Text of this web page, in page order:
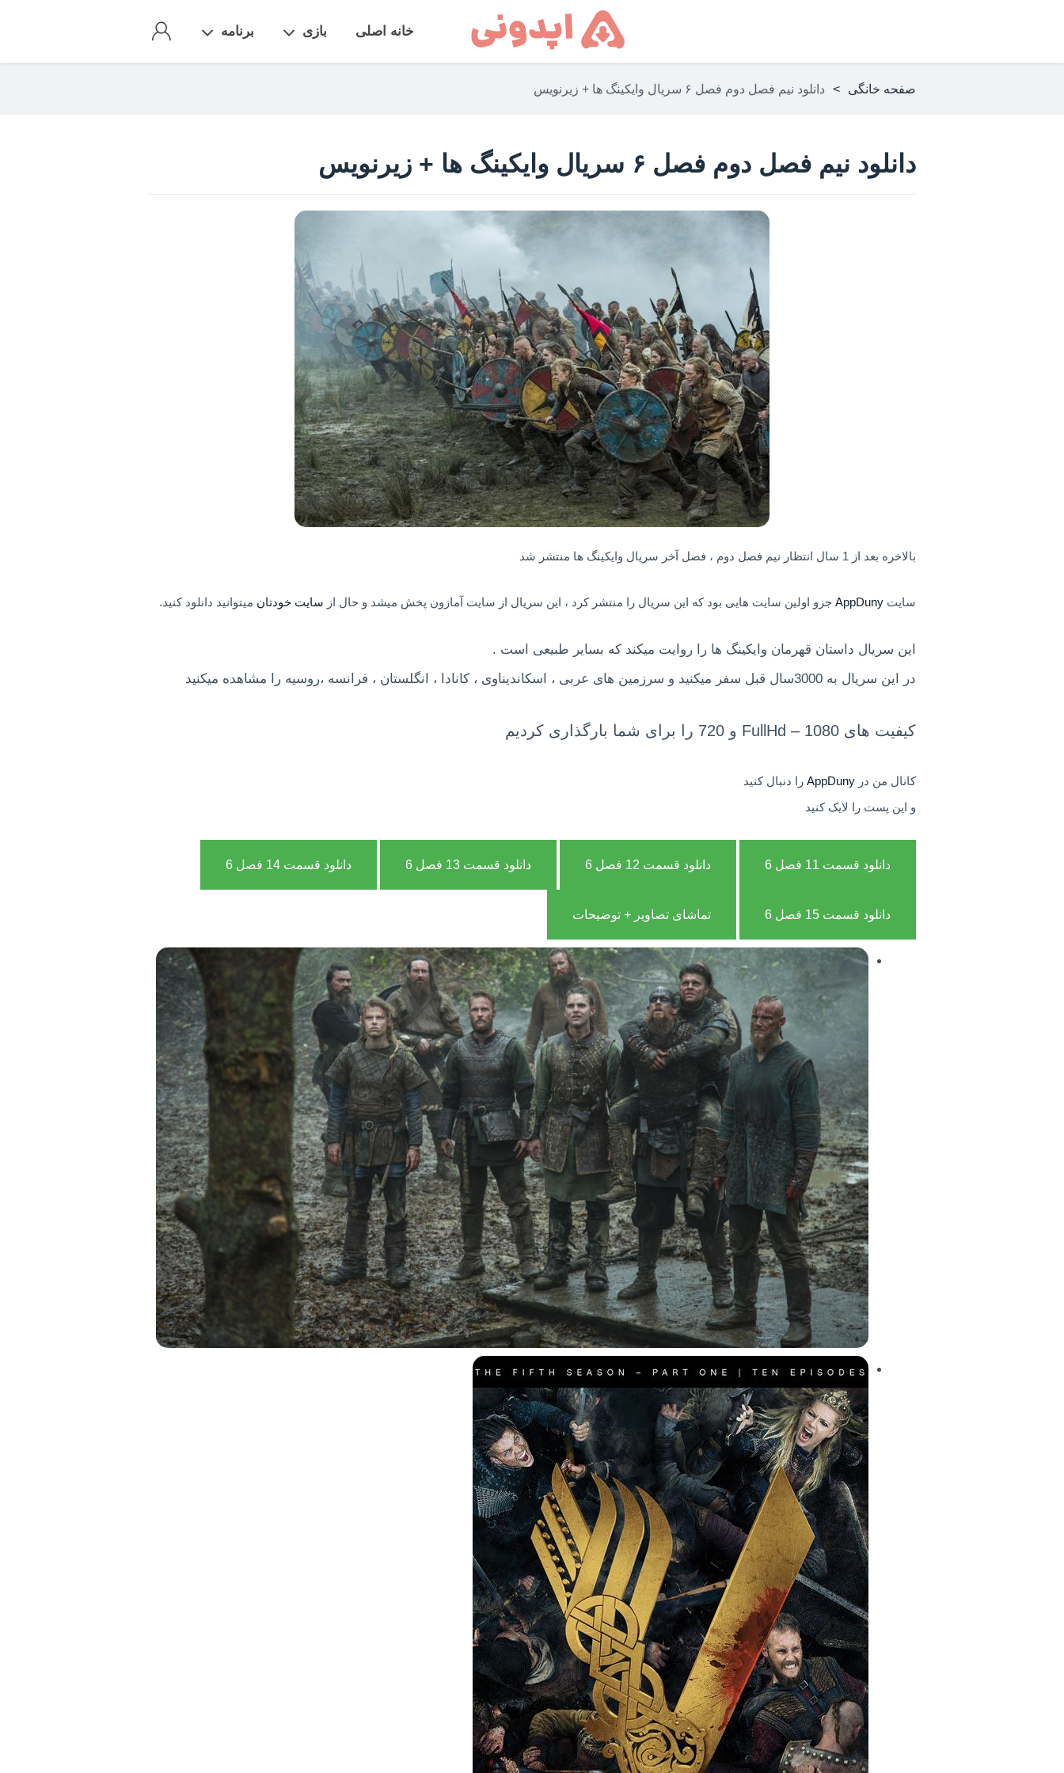
خانه اصلی بازی برنامه
صفحه خانگی > دانلود نیم فصل دوم فصل ۶ سریال وایکینگ ها + زیرنویس
دانلود نیم فصل دوم فصل ۶ سریال وایکینگ ها + زیرنویس
بالاخره بعد از 1 سال انتظار نیم فصل دوم ، فصل آخر سریال وایکینگ ها منتشر شد
سایت AppDuny جزو اولین سایت هایی بود که این سریال را منتشر کرد ، این سریال از سایت آمازون پخش میشد و حال از سایت خودتان میتوانید دانلود کنید.
این سریال داستان قهرمان وایکینگ ها را روایت میکند که بسایر طبیعی است .
در این سریال به 3000سال قبل سفر میکنید و سرزمین های عربی ، اسکاندیناوی ، کانادا ، انگلستان ، فرانسه ،روسیه را مشاهده میکنید
کیفیت های FullHd – 1080 و 720 را برای شما بارگذاری کردیم
کانال من در AppDuny را دنبال کنید
و این پست را لایک کنید
دانلود قسمت 11 فصل 6 دانلود قسمت 12 فصل 6 دانلود قسمت 13 فصل 6 دانلود قسمت 14 فصل 6
دانلود قسمت 15 فصل 6 تماشای تصاویر + توضیحات